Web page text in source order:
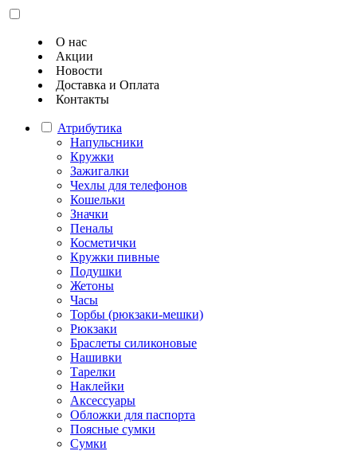
О нас
Акции
Новости
Доставка и Оплата
Контакты
Атрибутика
Напульсники
Кружки
Зажигалки
Чехлы для телефонов
Кошельки
Значки
Пеналы
Косметички
Кружки пивные
Подушки
Жетоны
Часы
Торбы (рюкзаки-мешки)
Рюкзаки
Браслеты силиконовые
Нашивки
Тарелки
Наклейки
Аксессуары
Обложки для паспорта
Поясные сумки
Сумки